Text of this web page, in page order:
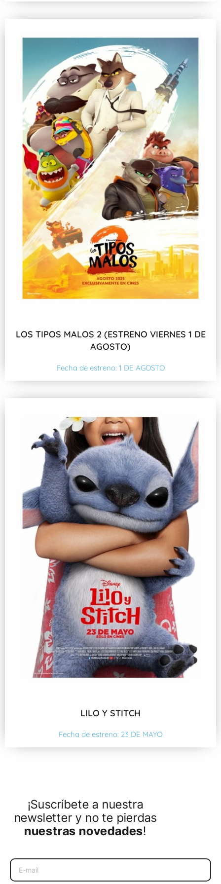
LOS TIPOS MALOS 2 (ESTRENO VIERNES 1 DE
AGOSTO)
Fecha de estreno: 1 DE AGOSTO
LILO Y STITCH
Fecha de estreno: 23 DE MAYO
¡Suscríbete a nuestra
newsletter y no te pierdas
nuestras novedades!
Email